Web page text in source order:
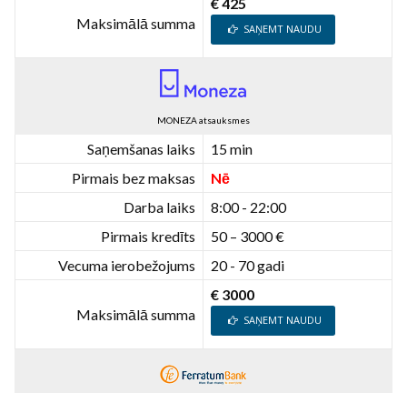
Maksimālā summa SAŅEMT NAUDU
MONEZA atsauksmes
Saņemšanas laiks
15 min
Pirmais bez maksas
Nē
Darba laiks
8:00 - 22:00
Pirmais kredīts
50 – 3000 €
Vecuma ierobežojums
20 - 70 gadi
Maksimālā summa
€ 3000
SAŅEMT NAUDU